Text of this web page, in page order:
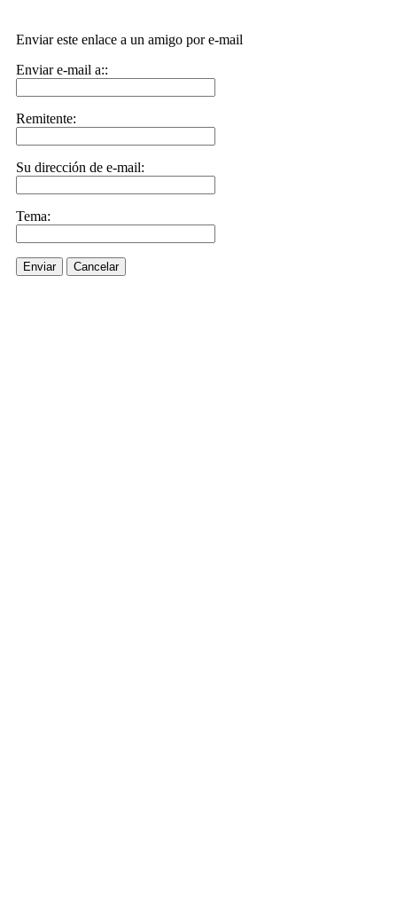
Enviar este enlace a un amigo por e-mail
Enviar e-mail a::
Remitente:
Su dirección de e-mail:
Tema:
Enviar Cancelar